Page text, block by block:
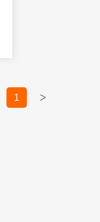
1 >